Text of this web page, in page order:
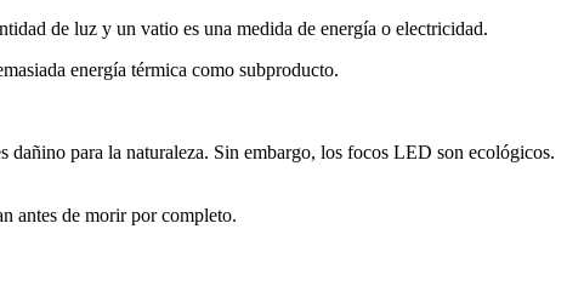
de luz y un vatio es una medida de energía o electricidad.
energía térmica como subproducto.
dañino para la naturaleza. Sin embargo, los focos LED son ecológicos.
antes de morir por completo.